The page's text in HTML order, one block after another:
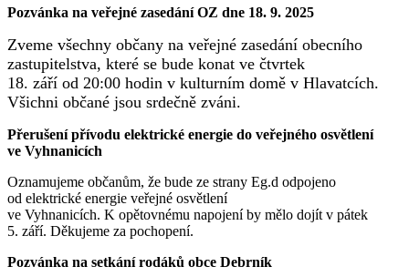
Pozvánka na veřejné zasedání OZ dne 18. 9. 2025
Zveme všechny občany na veřejné zasedání obecního
zastupitelstva, které se bude konat ve čtvrtek
18. září od 20:00 hodin v kulturním domě v Hlavatcích.
Všichni občané jsou srdečně zváni.
Přerušení přívodu elektrické energie do veřejného osvětlení
ve Vyhnanicích
Oznamujeme občanům, že bude ze strany Eg.d odpojeno
od elektrické energie veřejné osvětlení
ve Vyhnanicích. K opětovnému napojení by mělo dojít v pátek
5. září. Děkujeme za pochopení.
Pozvánka na setkání rodáků obce Debrník